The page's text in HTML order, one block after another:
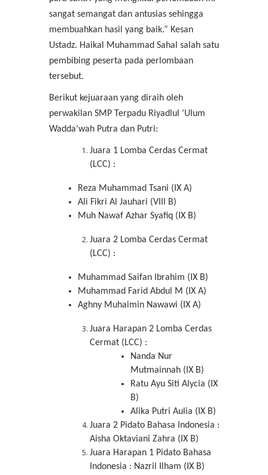
sangat semangat dan antusias sehingga
membuahkan hasil yang baik.” Kesan
Ustadz. Haikal Muhammad Sahal salah satu
pembibing peserta pada perlombaan
tersebut.
Berikut kejuaraan yang diraih oleh
perwakilan SMP Terpadu Riyadlul ‘Ulum
Wadda’wah Putra dan Putri:
Juara 1 Lomba Cerdas Cermat
(LCC) :
Reza Muhammad Tsani (IX A)
Ali Fikri Al Jauhari (VIII B)
Muh Nawaf Azhar Syafiq (IX B)
Juara 2 Lomba Cerdas Cermat
(LCC) :
Muhammad Saifan Ibrahim (IX B)
Muhammad Farid Abdul M (IX A)
Aghny Muhaimin Nawawi (IX A)
Juara Harapan 2 Lomba Cerdas
Cermat (LCC) :
Nanda Nur
Mutmainnah (IX B)
Ratu Ayu Siti Alycia (IX
B)
Alika Putri Aulia (IX B)
Juara 2 Pidato Bahasa Indonesia :
Aisha Oktaviani Zahra (IX B)
Juara Harapan 1 Pidato Bahasa
Indonesia : Nazril Ilham (IX B)